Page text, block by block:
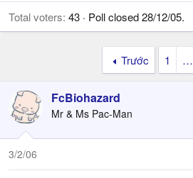
Total voters 43 Poll closed28/12/05.
Trước 1 …
FcBiohazard
Mr & Ms Pac-Man
3/2/06